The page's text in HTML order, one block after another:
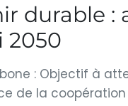
durable
2050
: Objectif à
de la